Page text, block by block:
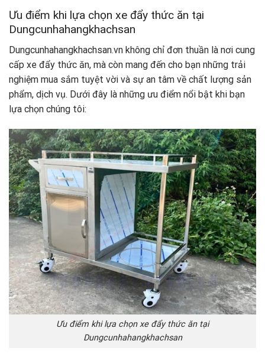
Ưu điểm khi lựa chọn xe đẩy thức ăn tại
Dungcunhahangkhachsan
Dungcunhahangkhachsan.vn không chỉ đơn thuần là nơi cung
cấp xe đẩy thức ăn, mà còn mang đến cho bạn những trải
nghiệm mua sắm tuyệt vời và sự an tâm về chất lượng sản
phẩm, dịch vụ. Dưới đây là những ưu điểm nổi bật khi bạn
lựa chọn chúng tôi:
Ưu điểm khi lựa chọn xe đẩy thức ăn tại
Dungcunhahangkhachsan